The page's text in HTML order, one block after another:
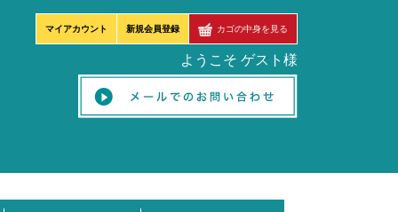
マイアカウント 新規会員登録 カゴの中身を見る
ようこそ ゲスト様